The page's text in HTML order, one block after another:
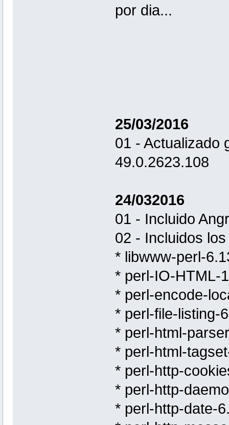
por dia...
25/03/2016
01 - Actualizado
49.0.2623.108
24/032016
01 - Incluido
02 - Incluidos
* libwww-perl-
* perl-IO-HTML-
* perl-encode-
* perl-file-listing-
* perl-html-
* perl-html-
* perl-http-
* perl-http-
* perl-http-date-